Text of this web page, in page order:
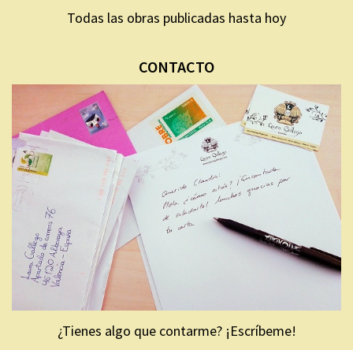
Todas las obras publicadas hasta hoy
CONTACTO
¿Tienes algo que contarme? ¡Escríbeme!